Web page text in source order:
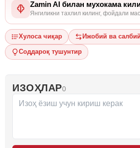
Zamin AI билан мухокама
Янгиликни тахлил килинг, фойдали
Хулоса чиқар Ижобий ва салбий
Соддароқ тушунтир
ИЗОҲЛАР0